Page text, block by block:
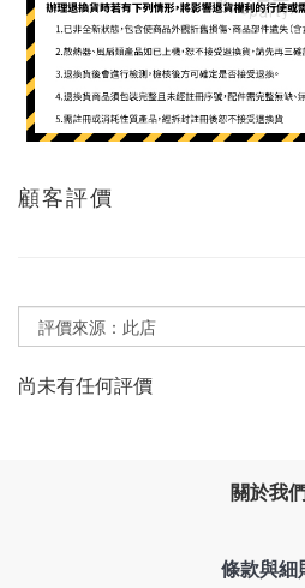
顧客評價
尚未有任何評價
關於我
條款與細